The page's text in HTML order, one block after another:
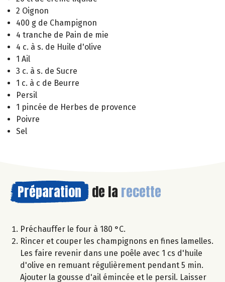
2 Oignon
400 g de Champignon
4 tranche de Pain de mie
4 c. à s. de Huile d'olive
1 Ail
3 c. à s. de Sucre
1 c. à c de Beurre
Persil
1 pincée de Herbes de provence
Poivre
Sel
Préparation de la recette
Préchauffer le four à 180 °C.
Rincer et couper les champignons en fines lamelles.
Les faire revenir dans une poêle avec 1 cs d'huile
d'olive en remuant régulièrement pendant 5 min.
Ajouter la gousse d'ail émincée et le persil. Laisser